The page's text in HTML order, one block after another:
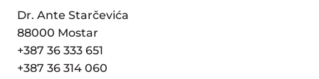
Dr. Ante Starčevića
88000 Mostar
+387 36 333 651
+387 36 314 060